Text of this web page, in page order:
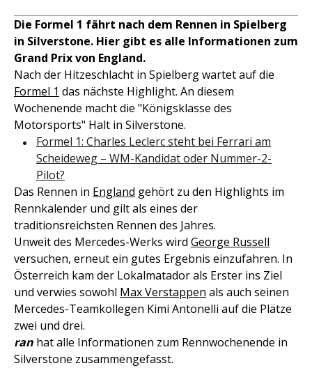
Die Formel 1 fährt nach dem Rennen in Spielberg
in Silverstone. Hier gibt es alle Informationen zum
Grand Prix von England.
Nach der Hitzeschlacht in Spielberg wartet auf die
Formel 1 das nächste Highlight. An diesem
Wochenende macht die "Königsklasse des
Motorsports" Halt in Silverstone.
Formel 1: Charles Leclerc steht bei Ferrari am
Scheideweg – WM-Kandidat oder Nummer-2-
Pilot?
Das Rennen in England gehört zu den Highlights im
Rennkalender und gilt als eines der
traditionsreichsten Rennen des Jahres.
Unweit des Mercedes-Werks wird George Russell
versuchen, erneut ein gutes Ergebnis einzufahren. In
Österreich kam der Lokalmatador als Erster ins Ziel
und verwies sowohl Max Verstappen als auch seinen
Mercedes-Teamkollegen Kimi Antonelli auf die Plätze
zwei und drei.
ran hat alle Informationen zum Rennwochenende in
Silverstone zusammengefasst.